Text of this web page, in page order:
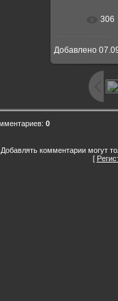
В 306
Добавлено
: 0
Добавлять комментарии могут
[